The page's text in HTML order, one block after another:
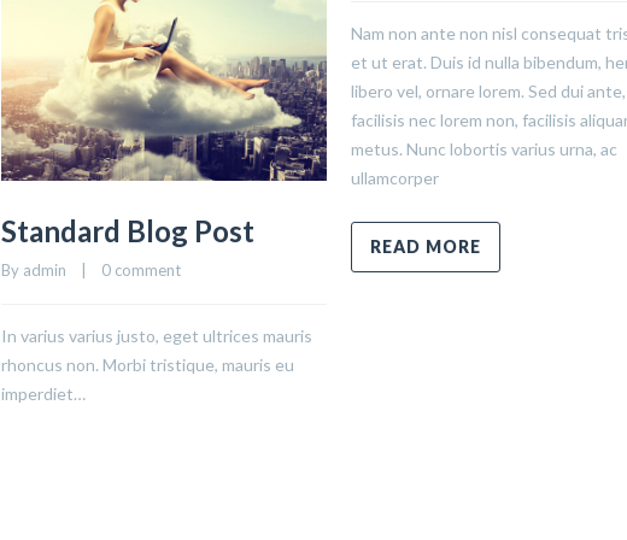
Standard Blog Post
By admin    | 0 comment
In varius varius justo, eget ultrices mauris
rhoncus non. Morbi tristique, mauris eu
imperdiet…
Nam non ante non nisl consequat
et ut erat. Duis id nulla bibendum,
libero vel, ornare lorem. Sed dui ante,
facilisis nec lorem non, facilisis
metus. Nunc lobortis varius urna, ac
ullamcorper
READ MORE